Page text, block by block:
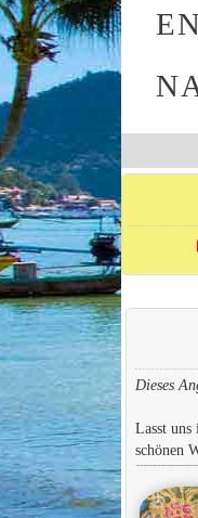
Dieses
Lasst uns
schönen